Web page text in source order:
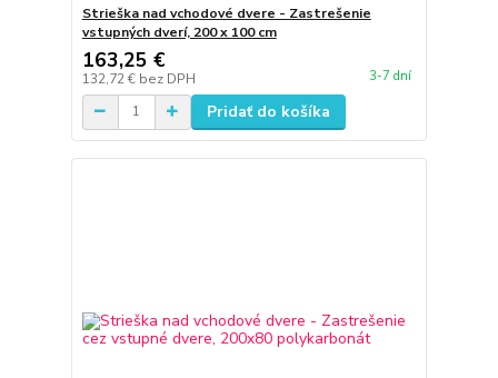
Strieška nad vchodové dvere - Zastrešenie
vstupných dverí, 200 x 100 cm
163,25 €
132,72 € bez DPH 3-7 dní
Pridať do košíka